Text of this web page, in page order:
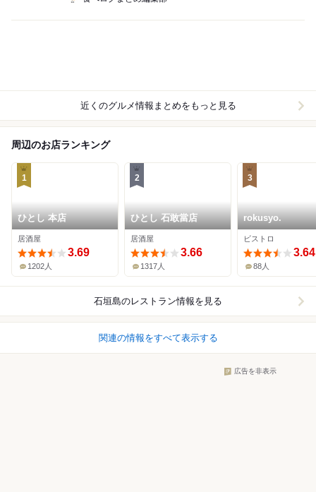
近くのグルメ情報まとめをもっと見る
周辺のお店ランキング
1
ひとし 本店
居酒屋
3.69
1202人
2
ひとし 石敢當店
居酒屋
3.66
1317人
3
rokusyo.
ビストロ
3.64
88人
石垣島のレストラン情報を見る
関連の情報をすべて表示する
広告を非表示